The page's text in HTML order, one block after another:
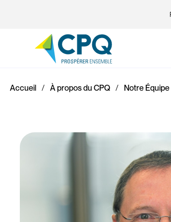
Accueil À propos du CPQ Notre Équipe